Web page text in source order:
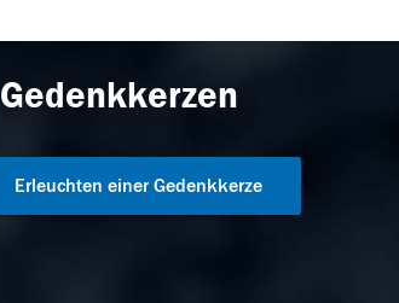
Gedenkkerzen
Erleuchten einer Gedenkkerze